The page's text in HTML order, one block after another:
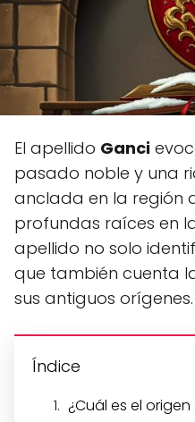
El apellido Ganci
pasado noble y una
anclada en la región
profundas raíces en
apellido no solo
que también cuenta
sus antiguos orígenes.
Índice
¿Cuál es el